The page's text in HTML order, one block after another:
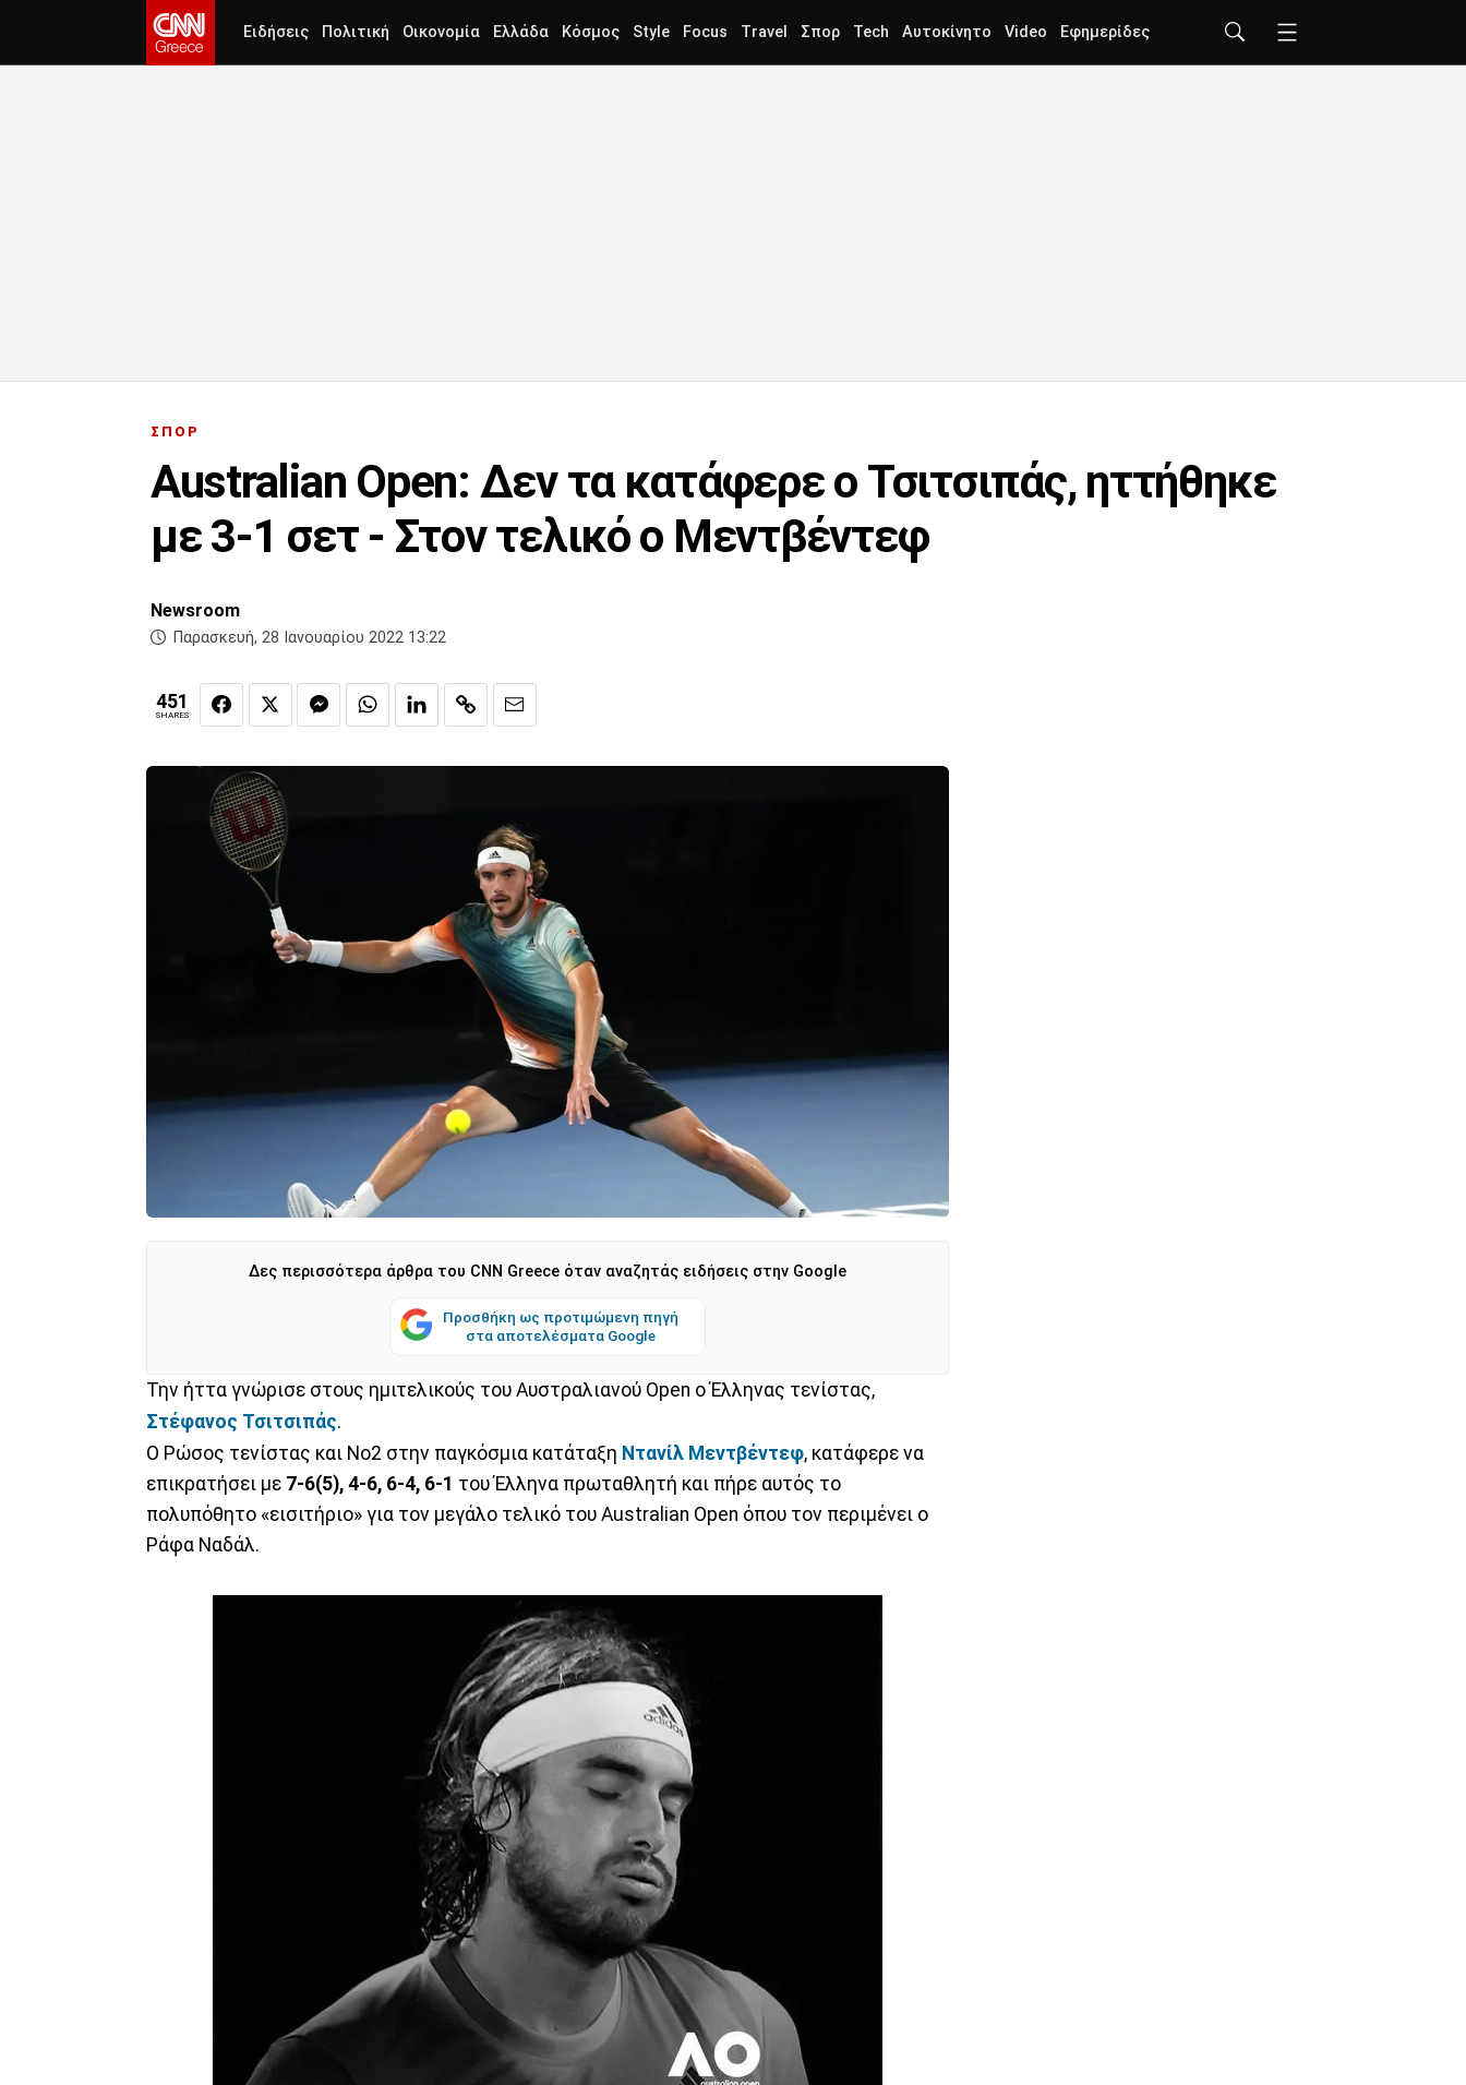
Ειδήσεις Πολιτική Οικονομία Ελλάδα Κόσμος Style Focus Travel Σπορ Tech Αυτοκίνητο Video Εφημερίδες
ΣΠΟΡ
Australian Open: Δεν τα κατάφερε ο Τσιτσιπάς, ηττήθηκε
με 3-1 σετ - Στον τελικό ο Μεντβέντεφ
Newsroom
Παρασκευή, 28 Ιανουαρίου 2022 13:22
451
SHARES
Δες περισσότερα άρθρα του CNN Greece όταν αναζητάς ειδήσεις στην Google
Προσθήκη ως προτιμώμενη πηγή
στα αποτελέσματα Google
Την ήττα γνώρισε στους ημιτελικούς του Αυστραλιανού Open ο Έλληνας τενίστας,
Στέφανος Τσιτσιπάς.
Ο Ρώσος τενίστας και Νο2 στην παγκόσμια κατάταξη Ντανίλ Μεντβέντεφ, κατάφερε να
επικρατήσει με 7-6(5), 4-6, 6-4, 6-1 του Έλληνα πρωταθλητή και πήρε αυτός το
πολυπόθητο «εισιτήριο» για τον μεγάλο τελικό του Australian Open όπου τον περιμένει ο
Ράφα Ναδάλ.